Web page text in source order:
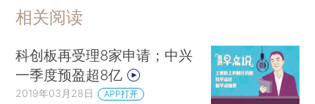
相关阅读
科创板再受理8家申请；中兴
一季度预盈超8亿
2019年03月28日 APP打开